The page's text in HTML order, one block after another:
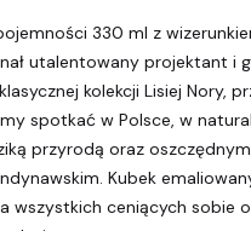
330 ml z
utalentowany projektant i
kolekcji Lisiej Nory,
spotkać w Polsce, w
przyrodą oraz
Kubek
wszystkich ceniących sobie